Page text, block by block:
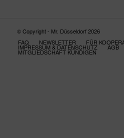
© Copyright - Mr. Düsseldorf 2026
FAQ
NEWSLETTER FÜR
IMPRESSUM & DATENSCHUTZ AGB
MITGLIEDSCHAFT KÜNDIGEN